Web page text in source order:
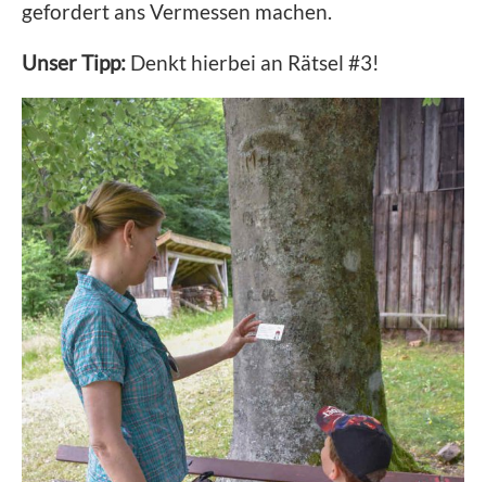
gefordert ans Vermessen machen.
Unser Tipp: Denkt hierbei an Rätsel #3!